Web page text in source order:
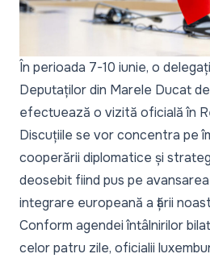
În perioada 7-10 iunie, o
Deputaților din Marele Ducat
efectuează o vizită oficială în
Discuțiile se vor concentra pe
cooperării diplomatice și
deosebit fiind pus pe
integrare europeană a țării
Conform agendei întâlnirilor
celor patru zile, oficialii